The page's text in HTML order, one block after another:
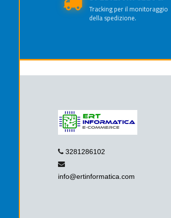
Tracking per il monitoraggio
della spedizione.
3281286102
info@ertinformatica.com